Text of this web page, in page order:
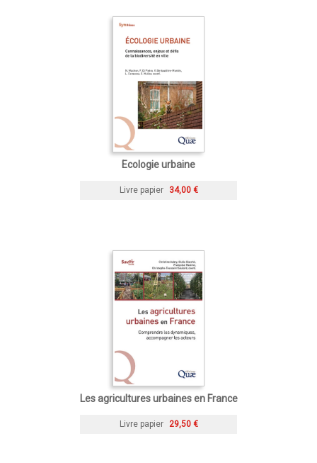
Ecologie urbaine
Livre papier 34,00 €
Les agricultures urbaines en France
Livre papier 29,50 €